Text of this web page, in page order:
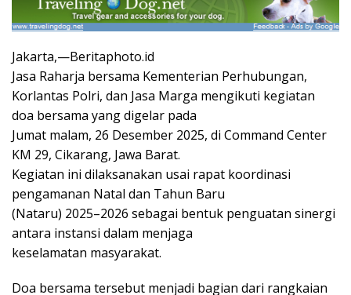
Jakarta,—Beritaphoto.id
Jasa Raharja bersama Kementerian Perhubungan,
Korlantas Polri, dan Jasa Marga mengikuti kegiatan
doa bersama yang digelar pada
Jumat malam, 26 Desember 2025, di Command Center
KM 29, Cikarang, Jawa Barat.
Kegiatan ini dilaksanakan usai rapat koordinasi
pengamanan Natal dan Tahun Baru
(Nataru) 2025–2026 sebagai bentuk penguatan sinergi
antara instansi dalam menjaga
keselamatan masyarakat.
Doa bersama tersebut menjadi bagian dari rangkaian